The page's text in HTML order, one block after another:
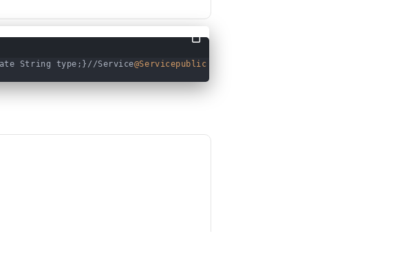
String type;}//Service@Servicepublic